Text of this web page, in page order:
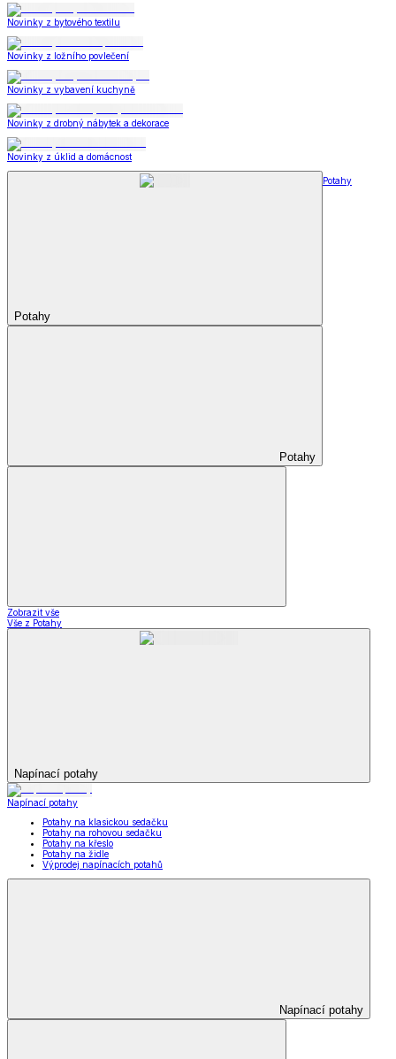
Novinky z bytového textilu
Novinky z ložního povlečení
Novinky z vybavení kuchyně
Novinky z drobný nábytek a dekorace
Novinky z úklid a domácnost
Potahy
Potahy
Potahy
Zobrazit vše
Vše z Potahy
Napínací potahy
Napínací potahy
Potahy na klasickou sedačku
Potahy na rohovou sedačku
Potahy na křeslo
Potahy na židle
Výprodej napínacích potahů
Napínací potahy